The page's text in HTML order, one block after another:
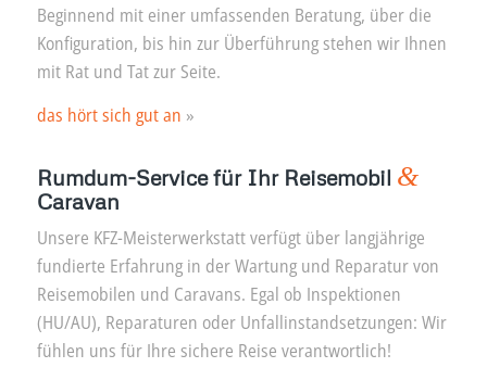
Beginnend mit einer umfassenden Beratung, über die
Konfiguration, bis hin zur Überführung stehen wir Ihnen
mit Rat und Tat zur Seite.
das hört sich gut an »
Rumdum-Service für Ihr Reisemobil &
Caravan
Unsere KFZ-Meisterwerkstatt verfügt über langjährige
fundierte Erfahrung in der Wartung und Reparatur von
Reisemobilen und Caravans. Egal ob Inspektionen
(HU/AU), Reparaturen oder Unfallinstandsetzungen: Wir
fühlen uns für Ihre sichere Reise verantwortlich!